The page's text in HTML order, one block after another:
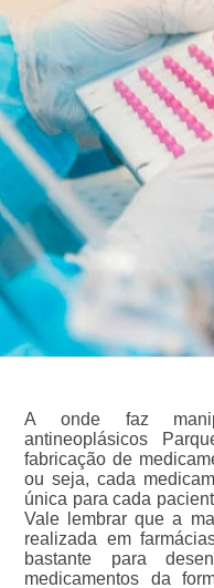
A onde faz
antineoplásicos
fabricação de
ou seja, cada
única para cada
Vale lembrar que a
realizada em
bastante para
medicamentos da